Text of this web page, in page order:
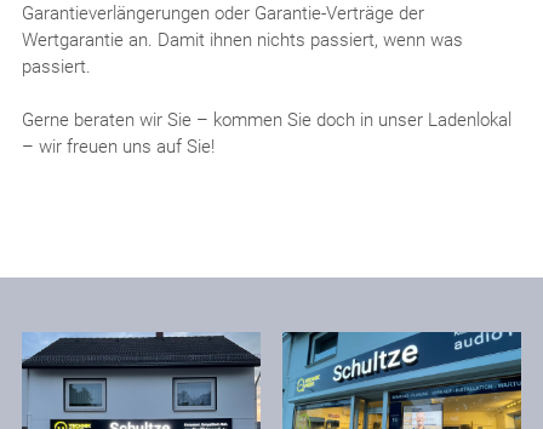
Garantieverlängerungen oder Garantie-Verträge der
Wertgarantie an. Damit ihnen nichts passiert, wenn was
passiert.
Gerne beraten wir Sie – kommen Sie doch in unser Ladenlokal
– wir freuen uns auf Sie!